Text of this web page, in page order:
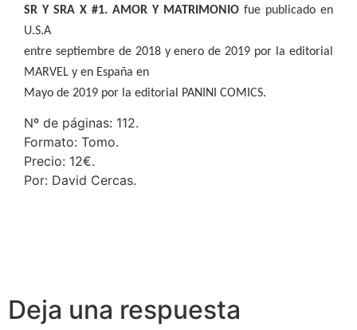
SR Y SRA X #1. AMOR Y MATRIMONIO fue publicado en
U.S.A
entre septiembre de 2018 y enero de 2019 por la editorial
MARVEL y en España en
Mayo de 2019 por la editorial PANINI COMICS.
Nº de páginas: 112.
Formato: Tomo.
Precio: 12€.
Por: David Cercas.
Deja una respuesta